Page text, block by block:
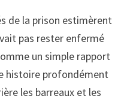
de la prison estimèrent
pas rester enfermé
un simple rapport
histoire profondément
les barreaux et les